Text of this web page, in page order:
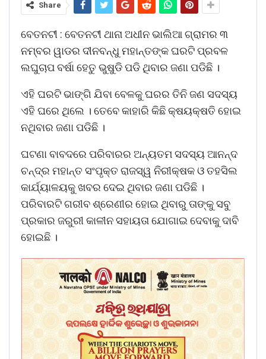
Share
ବେତନଟୀ : ବେତନଟୀ ଥାନା ଅଧୀନ ଭାଲିଆ ଗ୍ରାମର ୩
ନମ୍ବର ୱାଡର ଦୀନବନ୍ଧୁ ମହାନ୍ତଙ୍କ ଘରଟି ପ୍ରବଳ
ଲଘୁଚାପ ବର୍ଷା ହେତୁ ଭୁଷୁଡି ପଡି ଥିବାର ଜଣା ପଡିଛି ।
ଏହି ଘରଟି ଭାଙ୍ଗି ଯିବା ବେଳକୁ ଘରର ତିନି ଜଣ ସଦସ୍ୟ
ଏହି ଘରେ ଥିଲେ । ତେବେ କାହାରି କିଛି କ୍ଷୟକ୍ଷତି ହୋଇ
ନଥିବାର ଜଣା ପଡିଛି ।
ଘଟଣା ବାବଦରେ ପରିବାରର ଅନ୍ୟତମ ସଦସ୍ୟ ଆନନ୍ଦ
ଚନ୍ଦ୍ର ମହାନ୍ତ ସଂପୃକ୍ତ ରାଜସ୍ୱ ନିରୀକ୍ଷକ ଓ ତହସିଲ
କାର୍ଯ୍ୟାଳୟକୁ ଖବର ଦେଇ ଥିବାର ଜଣା ପଡିଛି ।
ପରିବାରଟି ଗରୀବ ଶ୍ରେଣୀର ହୋଇ ଥିବାରୁ ତାଙ୍କୁ ସବୁ
ପ୍ରକାର ଜରୁରୀ କାଳୀନ ସହାୟତା ଯୋଗାଇ ଦେବାକୁ ଦାବି
ହୋଇଛି ।